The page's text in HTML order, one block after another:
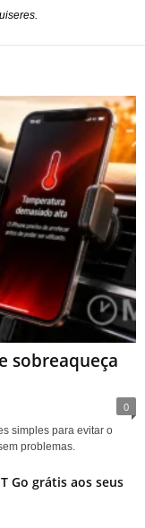
sobreaqueça
0
simples para evitar o
problemas.
Go grátis aos seus